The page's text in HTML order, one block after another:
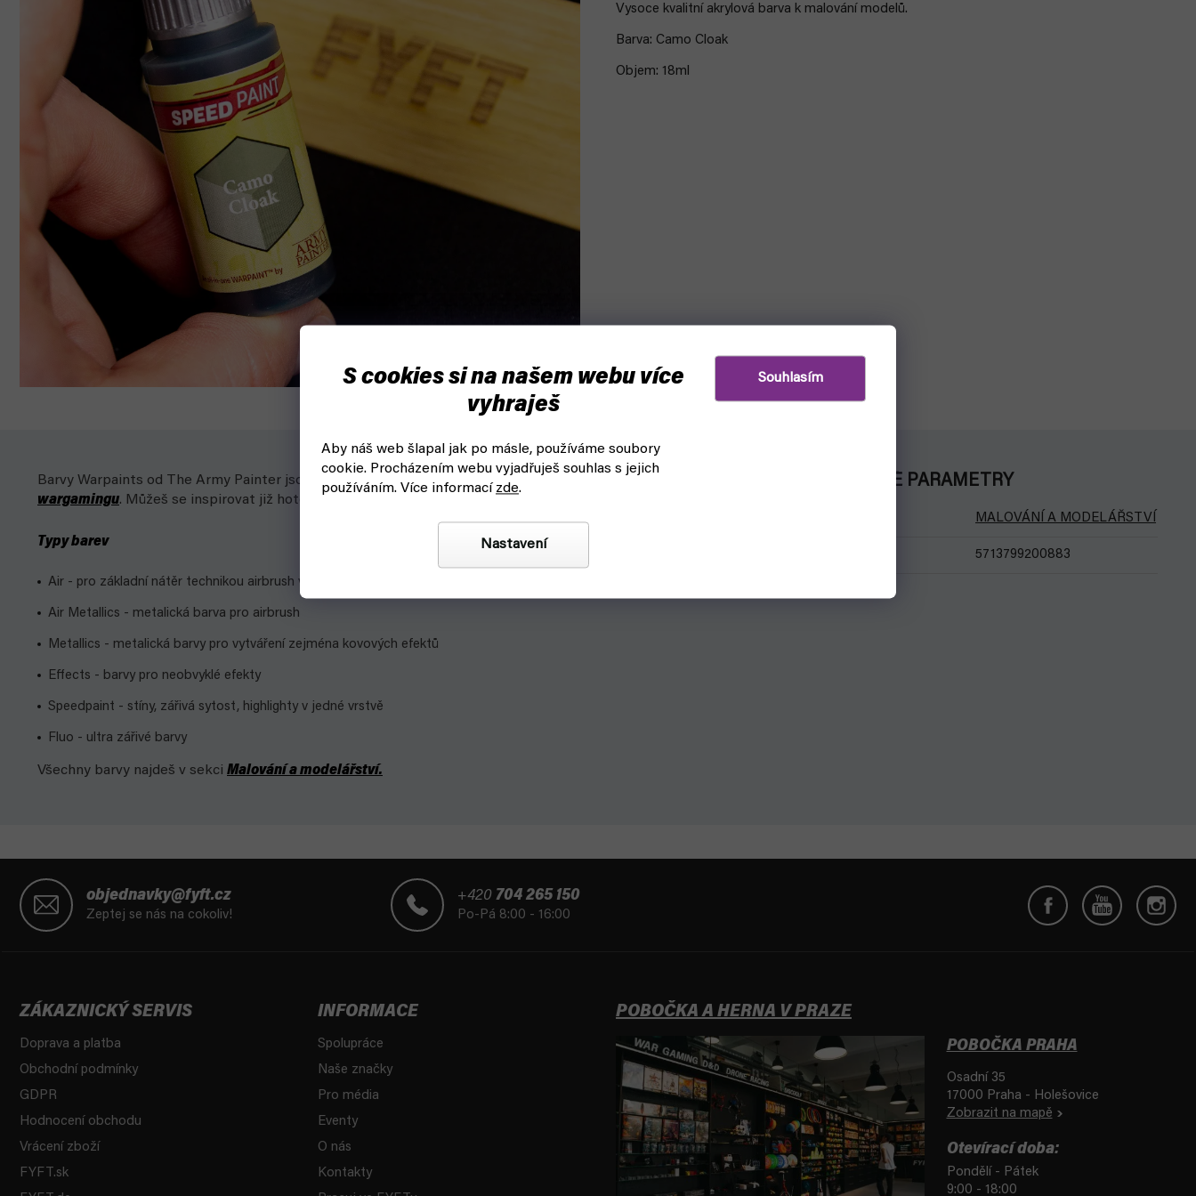
S cookies si na našem webu více
vyhraješ
Aby náš web šlapal jak po másle, používáme soubory
cookie. Procházením webu vyjadřuješ souhlas s jejich
používáním. Více informací zde.
Nastavení
Souhlasím
Vysoce kvalitní akrylová barva k malování modelů.
Barva: Camo Cloak
Objem: 18ml
Barvy Warpaints od The Army Painter jsou kvalitní akrylové barvy, které se používají k barvení figurek nejen k
wargamingu. Můžeš se inspirovat již hotovým schématem a nebo zapojit vlastní fantazii.
Typy barev
Air - pro základní nátěr technikou airbrush v různých odstínech (Base, Mid, High)
Air Metallics - metalická barva pro airbrush
Metallics - metalická barvy pro vytváření zejména kovových efektů
Effects - barvy pro neobvyklé efekty
Speedpaint - stíny, zářivá sytost, highlighty v jedné vrstvě
Fluo - ultra zářivé barvy
Všechny barvy najdeš v sekci Malování a modelářství.
DOPLŇKOVÉ PARAMETRY
MALOVÁNÍ A MODELÁŘSTVÍ
5713799200883
objednavky@fyft.cz
Zeptej se nás na cokoliv!
+420 704 265 150
Po-Pá 8:00 - 16:00
ZÁKAZNICKÝ SERVIS
Doprava a platba
Obchodní podmínky
GDPR
Hodnocení obchodu
Vrácení zboží
FYFT.sk
INFORMACE
Spolupráce
Naše značky
Pro média
Eventy
O nás
Kontakty
POBOČKA A HERNA V PRAZE
POBOČKA PRAHA
Osadní 35
17000 Praha - Holešovice
Zobrazit na mapě
Otevírací doba:
Pondělí - Pátek
9:00 - 18:00